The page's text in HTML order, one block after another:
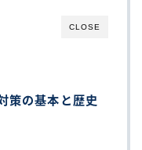
CLOSE
策の基本と歴史